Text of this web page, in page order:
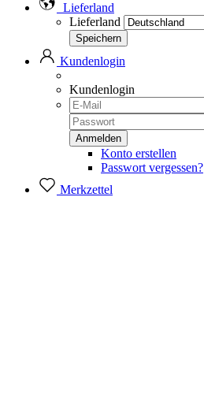
Lieferland
Lieferland
Kundenlogin
Kundenlogin
Konto erstellen
Passwort vergessen?
Merkzettel